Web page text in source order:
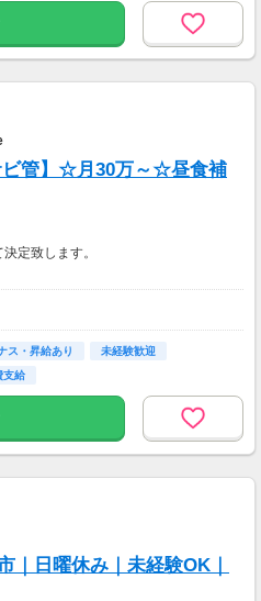
より日給は変動あり
ます。
制）
ビ管】☆月30万～☆昼食補
定致します。
行っていただきます。
だき、事業所の管理者として勤務を
ださい。
ス・昇給あり
未経験歓迎
支給
｜日曜休み｜未経験OK｜